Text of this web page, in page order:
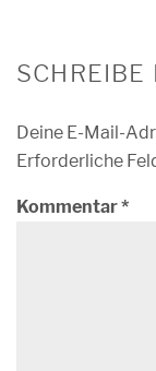
Deine E-Mail-
Erforderliche
Kommentar*